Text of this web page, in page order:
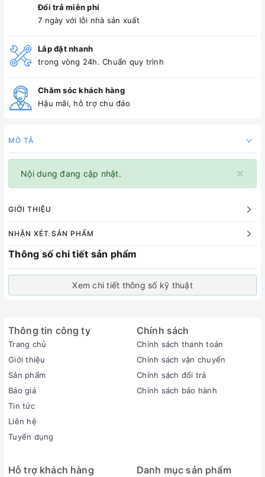
Đổi trả miễn phí
7 ngày với lỗi nhà sản xuất
Lắp đặt nhanh
trong vòng 24h. Chuẩn quy trình
Chăm sóc khách hàng
Hậu mãi, hỗ trợ chu đáo
MÔ TẢ
×
Nội dung đang cập nhật.
GIỚI THIỆU
NHẬN XÉT SẢN PHẨM
Thông số chi tiết sản phẩm
Xem chi tiết thông số kỹ thuật
Thông tin công ty
Trang chủ
Giới thiệu
Sản phẩm
Báo giá
Tin tức
Liên hệ
Tuyển dụng
Chính sách
Chính sách thanh toán
Chính sách vận chuyển
Chính sách đổi trả
Chính sách bảo hành
Hỗ trợ khách hàng Danh mục sản phẩm